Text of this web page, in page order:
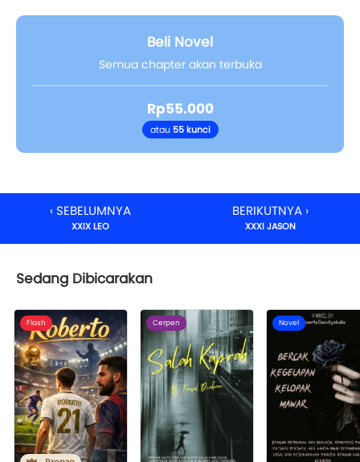
Beli Novel
Semua chapter akan terbuka
Rp55.000
atau 55 kunci
‹ SEBELUMNYA
XXIX LEO
BERIKUTNYA ›
XXXI JASON
Sedang Dibicarakan
Flash Cerpen Novel